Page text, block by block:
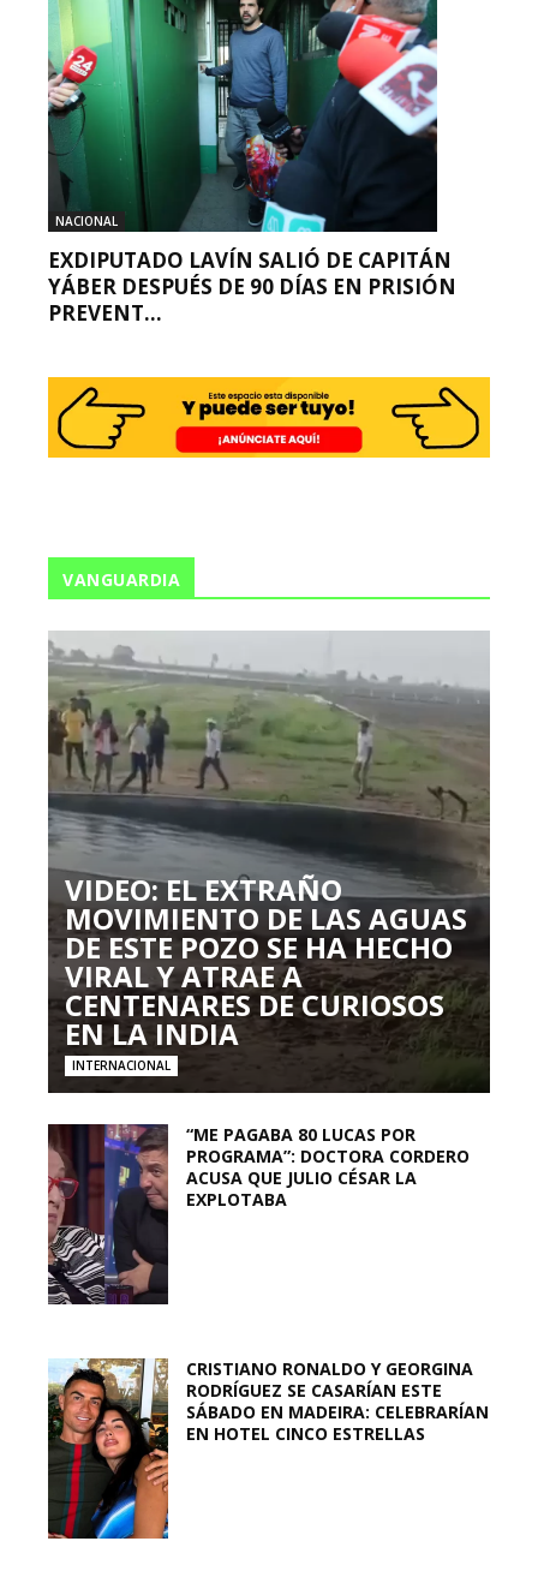
NACIONAL
EXDIPUTADO LAVÍN SALIÓ DE CAPITÁN
YÁBER DESPUÉS DE 90 DÍAS EN PRISIÓN
PREVENT...
VANGUARDIA
VIDEO: EL EXTRAÑO
MOVIMIENTO DE LAS AGUAS
DE ESTE POZO SE HA HECHO
VIRAL Y ATRAE A
CENTENARES DE CURIOSOS
EN LA INDIA
INTERNACIONAL
“ME PAGABA 80 LUCAS POR
PROGRAMA”: DOCTORA CORDERO
ACUSA QUE JULIO CÉSAR LA
EXPLOTABA
CRISTIANO RONALDO Y GEORGINA
RODRÍGUEZ SE CASARÍAN ESTE
SÁBADO EN MADEIRA: CELEBRARÍAN
EN HOTEL CINCO ESTRELLAS